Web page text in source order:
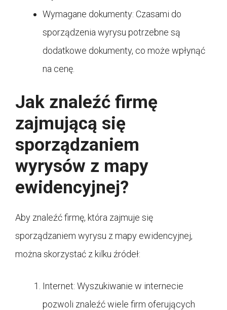
Wymagane dokumenty: Czasami do
sporządzenia wyrysu potrzebne są
dodatkowe dokumenty, co może wpłynąć
na cenę.
Jak znaleźć firmę
zajmującą się
sporządzaniem
wyrysów z mapy
ewidencyjnej?
Aby znaleźć firmę, która zajmuje się
sporządzaniem wyrysu z mapy ewidencyjnej,
można skorzystać z kilku źródeł:
Internet: Wyszukiwanie w internecie
pozwoli znaleźć wiele firm oferujących